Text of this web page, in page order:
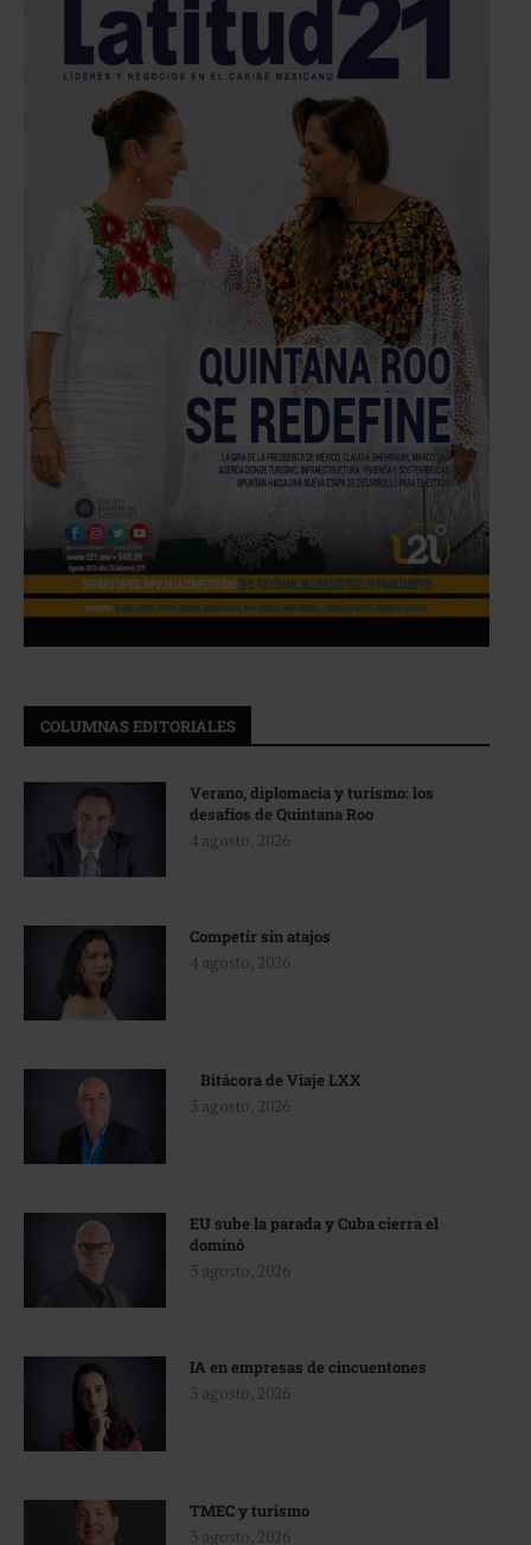
COLUMNAS EDITORIALES
Verano, diplomacia y turismo: los
desafíos de Quintana Roo
4 agosto, 2026
Competir sin atajos
4 agosto, 2026
Bitácora de Viaje LXX
3 agosto, 2026
EU sube la parada y Cuba cierra el
dominó
3 agosto, 2026
IA en empresas de cincuentones
3 agosto, 2026
TMEC y turismo
3 agosto, 2026